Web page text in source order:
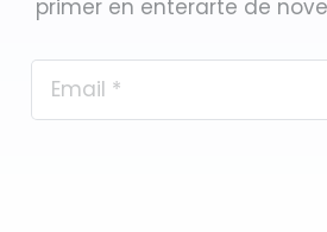
primer en enterarte de